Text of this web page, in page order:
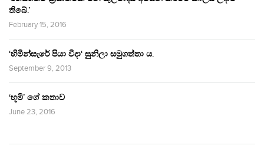
තිබේ.’
February 15, 2016
‘හිමින්සැරේ පියා විදා‘ සුනිලා සමුගත්තා ය.
September 9, 2013
‘භූමි’ ගේ කතාව
June 23, 2016